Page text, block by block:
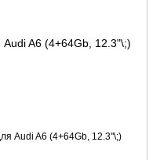
Audi A6 (4+64Gb, 12.3"\;)
Audi A6 (4+64Gb, 12.3"\;)